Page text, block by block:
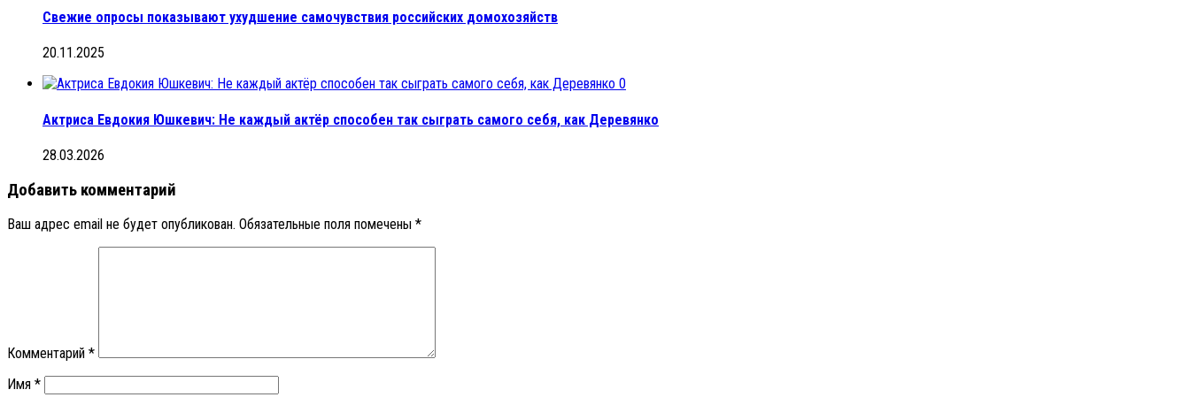
Свежие опросы показывают ухудшение самочувствия российских домохозяйств
20.11.2025
0
Актриса Евдокия Юшкевич: Не каждый актёр способен так сыграть самого себя, как Деревянко
28.03.2026
Добавить комментарий
Ваш адрес email не будет опубликован. Обязательные поля помечены *
Комментарий *
Имя *